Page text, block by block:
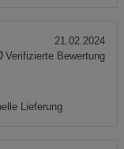
Lieferung
21.02.2024
Verifizierte Bewertung